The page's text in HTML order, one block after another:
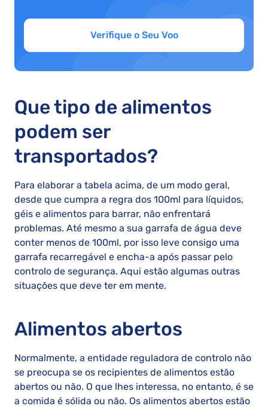
Verifique o Seu Voo
Que tipo de alimentos
podem ser
transportados?
Para elaborar a tabela acima, de um modo geral,
desde que cumpra a regra dos 100ml para líquidos,
géis e alimentos para barrar, não enfrentará
problemas. Até mesmo a sua garrafa de água deve
conter menos de 100ml, por isso leve consigo uma
garrafa recarregável e encha-a após passar pelo
controlo de segurança. Aqui estão algumas outras
situações que deve ter em mente.
Alimentos abertos
Normalmente, a entidade reguladora de controlo não
se preocupa se os recipientes de alimentos estão
abertos ou não. O que lhes interessa, no entanto, é se
a comida é sólida ou não. Os alimentos abertos estão